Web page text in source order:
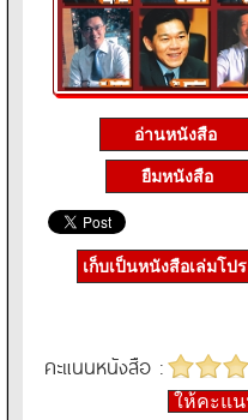
อ่านหนังสือ
ยืมหนังสือ
เก็บเป็นหนังสือเล่มโป
คะแนนหนังสือ :
ให้คะแ